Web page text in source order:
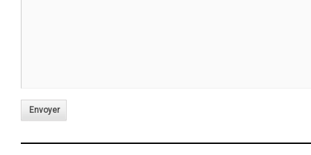
Envoyer